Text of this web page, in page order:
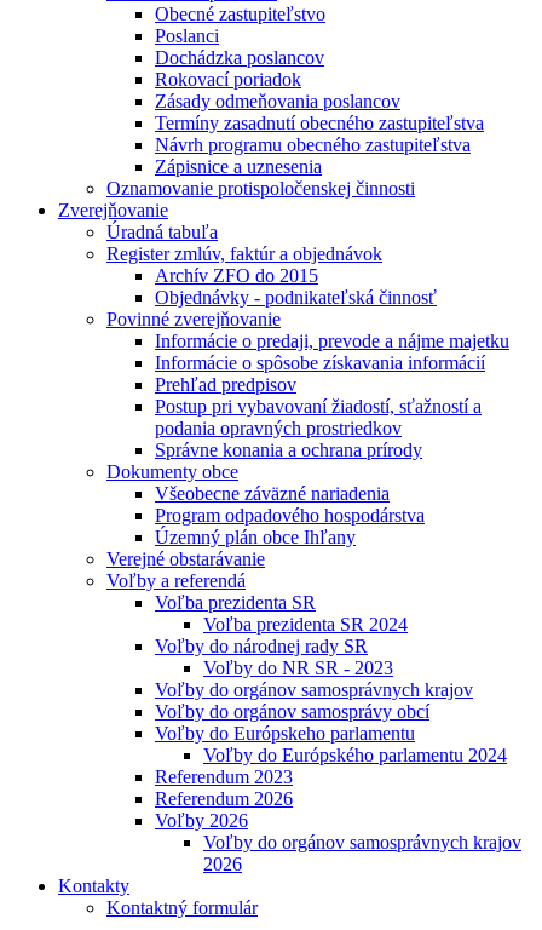
Obecné zastupiteľstvo
Poslanci
Dochádzka poslancov
Rokovací poriadok
Zásady odmeňovania poslancov
Termíny zasadnutí obecného zastupiteľstva
Návrh programu obecného zastupiteľstva
Zápisnice a uznesenia
Oznamovanie protispoločenskej činnosti
Zverejňovanie
Úradná tabuľa
Register zmlúv, faktúr a objednávok
Archív ZFO do 2015
Objednávky - podnikateľská činnosť
Povinné zverejňovanie
Informácie o predaji, prevode a nájme majetku
Informácie o spôsobe získavania informácií
Prehľad predpisov
Postup pri vybavovaní žiadostí, sťažností a
podania opravných prostriedkov
Správne konania a ochrana prírody
Dokumenty obce
Všeobecne záväzné nariadenia
Program odpadového hospodárstva
Územný plán obce Ihľany
Verejné obstarávanie
Voľby a referendá
Voľba prezidenta SR
Voľba prezidenta SR 2024
Voľby do národnej rady SR
Voľby do NR SR - 2023
Voľby do orgánov samosprávnych krajov
Voľby do orgánov samosprávy obcí
Voľby do Európskeho parlamentu
Voľby do Európského parlamentu 2024
Referendum 2023
Referendum 2026
Voľby 2026
Voľby do orgánov samosprávnych krajov
2026
Kontakty
Kontaktný formulár